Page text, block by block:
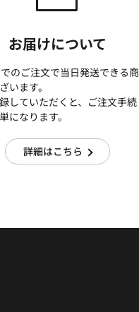
お届けについて
のご注文で当日発送できる商
います。
していただくと、ご注文手続
になります。
詳細はこちら